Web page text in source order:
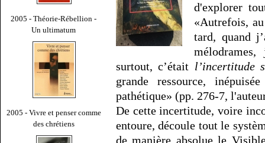
2005 - Théorie-Rébellion -
Un ultimatum
2005 - Vivre et penser comme
des chrétiens
d'explorer
«Autrefois,
tard, quand
surtout, c’était l’incertitude
grande ressource,
pathétique» (pp. 276-7,
De cette incertitude, voire
entoure, découle tout le
de manière absolue le